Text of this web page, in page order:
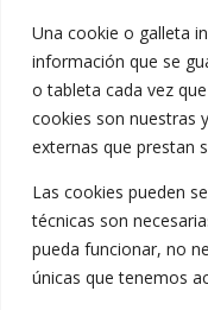
Una cookie o galleta
información que se
o tableta cada vez
cookies son nuestras
externas que prestan
Las cookies pueden
técnicas son
pueda funcionar, no
únicas que tenemos
Misokinesia: Qué
efectivas para
Ofrecemos
Tratamiento misofonía